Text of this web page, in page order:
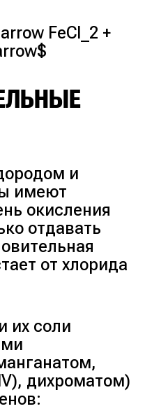
FeCl_2 +
и
имеют
окисления
отдавать
от хлорида
их соли
дихроматом)